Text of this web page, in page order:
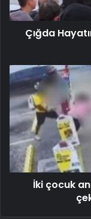
Çığda
İki çocuk